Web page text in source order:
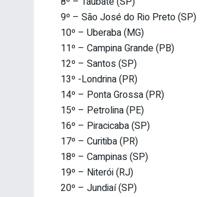
9º – São José do Rio Preto (SP)
10º – Uberaba (MG)
11º – Campina Grande (PB)
12º – Santos (SP)
13º -Londrina (PR)
14º – Ponta Grossa (PR)
15º – Petrolina (PE)
16º – Piracicaba (SP)
17º – Curitiba (PR)
18º – Campinas (SP)
19º – Niterói (RJ)
20º – Jundiaí (SP)